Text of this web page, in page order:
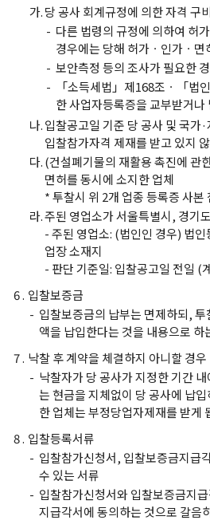
가.당 공사 회계규정에 의한 자격 구
- 다른 법령의 규정에 의하여 허
경우에는 당해 허가ㆍ인가ㆍ
- 보안측정 등의 조사가 필요한
-
「소득세법」제168조ㆍ「법
한 사업자등록증을 교부받거
나.입찰공고일 기준 당 공사 및 국가
입찰참가자격 제재를 받고 있지
다.(건설폐기물의 재활용 촉진에 관
면허를 동시에 소지한 업체
* 투찰시 위 2개 업종 등록증 사본
라.주된 영업소가 서울특별시, 경기
- 주된 영업소: (법인인 경우) 법
업장 소재지
- 판단 기준일: 입찰공고일 전일 (
6 . 입찰보증금
- 입찰보증금의 납부는 면제하되,
액을 납입한다는 것을 내용으로
7 . 낙찰 후 계약을 체결하지 아니할 경우
- 낙찰자가 당 공사가 지정한 기간
는 현금을 지체없이 당 공사에 납
한 업체는 부정당업자제재를 받게
8 . 입찰등록서류
- 입찰참가신청서, 입찰보증금지급
수 있는 서류
- 입찰참가신청서와 입찰보증금지
지급각서에 동의하는 것으로 갈음